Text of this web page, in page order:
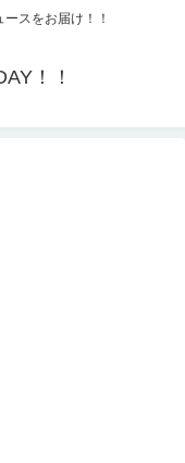
スをお届け！！
！！